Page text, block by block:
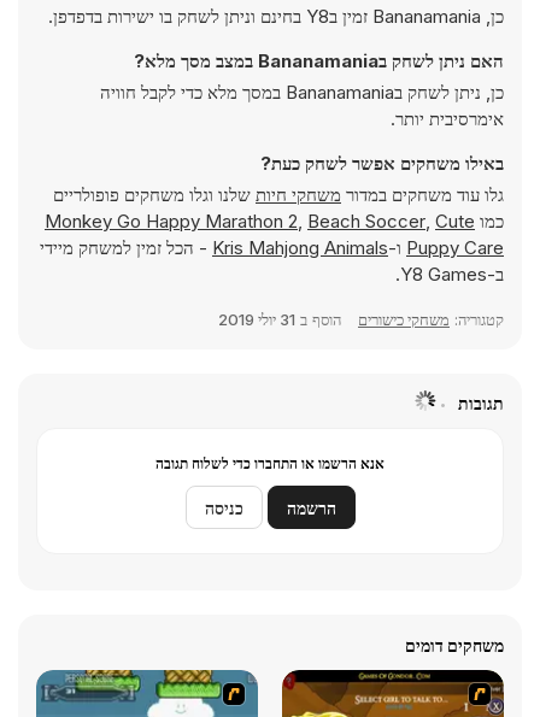
כן, Bananamania זמין בY8 בחינם וניתן לשחק בו ישירות בדפדפן.
האם ניתן לשחק בBananamania במצב מסך מלא?
כן, ניתן לשחק בBananamania במסך מלא כדי לקבל חוויה
אימרסיבית יותר.
באילו משחקים אפשר לשחק כעת?
גלו עוד משחקים במדור משחקי חיות שלנו וגלו משחקים פופולריים
כמו
Monkey Go Happy Marathon 2, Beach Soccer, Cute
Puppy Care ו-Kris Mahjong Animals - הכל זמין למשחק מיידי
ב-Y8 Games.
קטגוריה: משחקי כישורים הוסף ב 31 יולי 2019
תגובות
אנא הרשמו או התחברו כדי לשלוח תגובה
הרשמה כניסה
משחקים דומים